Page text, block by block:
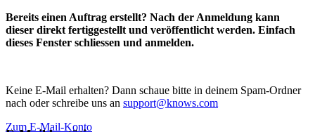
Bereits einen Auftrag erstellt? Nach der Anmeldung kann
dieser direkt fertiggestellt und veröffentlicht werden. Einfach
dieses Fenster schliessen und anmelden.
Keine E-Mail erhalten? Dann schaue bitte in deinem Spam-Ordner
nach oder schreibe uns an support@knows.com
Zum E-Mail-Konto